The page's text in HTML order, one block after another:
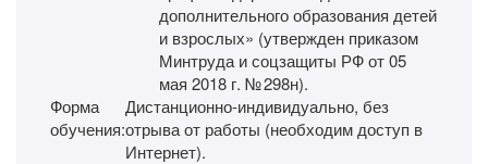
дополнительного образования детей
и взрослых» (утвержден приказом
Минтруда и соцзащиты РФ от 05
мая 2018 г. № 298н).
Форма
обучения:
Дистанционно-индивидуально, без
отрыва от работы (необходим доступ в
Интернет).